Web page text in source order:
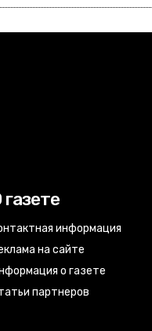
газете
информация
на сайте
о газете
партнеров